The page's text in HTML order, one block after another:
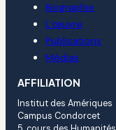
Biographie
L’œuvre
Publications
Médias
AFFILIATION
Institut des Amériques
Campus Condorcet